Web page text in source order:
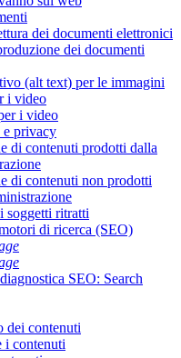
dei documenti elettronici
dei documenti
(alt text) per le immagini
i video
i video
e privacy
di contenuti prodotti dalla
di contenuti non prodotti
soggetti ritratti
di ricerca (SEO)
SEO: Search
dei contenuti
i contenuti